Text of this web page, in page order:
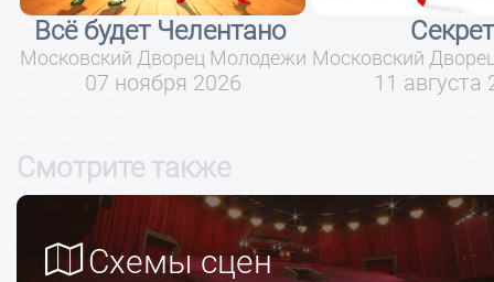
Всё будет Челентано
Московский Дворец Молодежи
07 ноября 2026
Секрет
Московский
11 августа
Смотрите также
Схемы сцен